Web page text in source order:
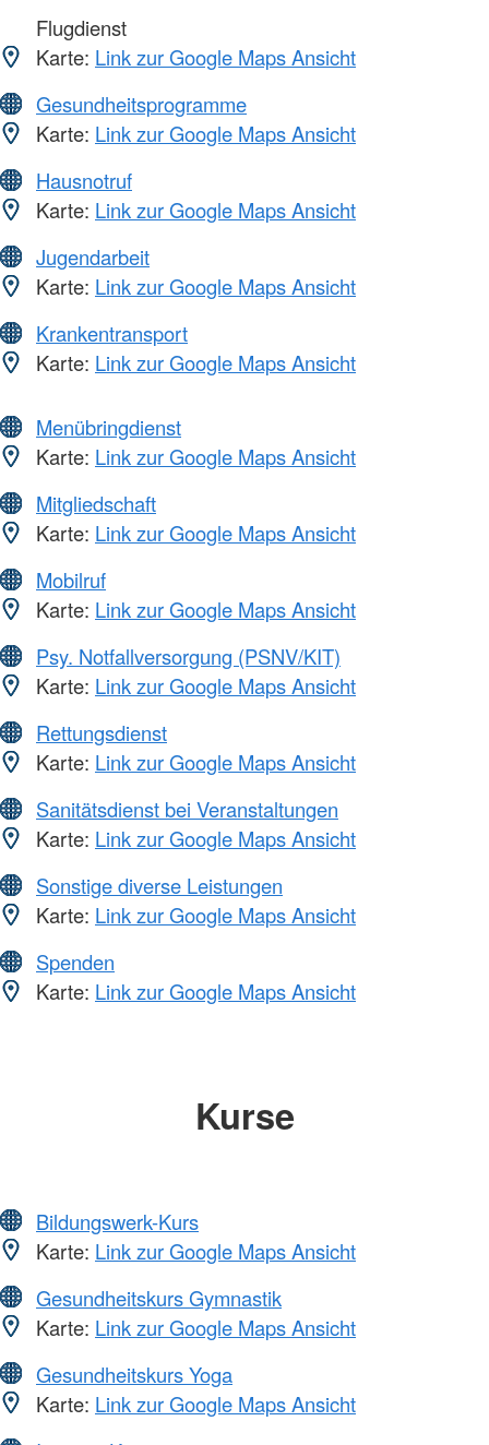
Flugdienst
Karte: Link zur Google Maps Ansicht
Gesundheitsprogramme
Karte: Link zur Google Maps Ansicht
Hausnotruf
Karte: Link zur Google Maps Ansicht
Jugendarbeit
Karte: Link zur Google Maps Ansicht
Krankentransport
Karte: Link zur Google Maps Ansicht
Menübringdienst
Karte: Link zur Google Maps Ansicht
Mitgliedschaft
Karte: Link zur Google Maps Ansicht
Mobilruf
Karte: Link zur Google Maps Ansicht
Psy. Notfallversorgung (PSNV/KIT)
Karte: Link zur Google Maps Ansicht
Rettungsdienst
Karte: Link zur Google Maps Ansicht
Sanitätsdienst bei Veranstaltungen
Karte: Link zur Google Maps Ansicht
Sonstige diverse Leistungen
Karte: Link zur Google Maps Ansicht
Spenden
Karte: Link zur Google Maps Ansicht
Kurse
Bildungswerk-Kurs
Karte: Link zur Google Maps Ansicht
Gesundheitskurs Gymnastik
Karte: Link zur Google Maps Ansicht
Gesundheitskurs Yoga
Karte: Link zur Google Maps Ansicht